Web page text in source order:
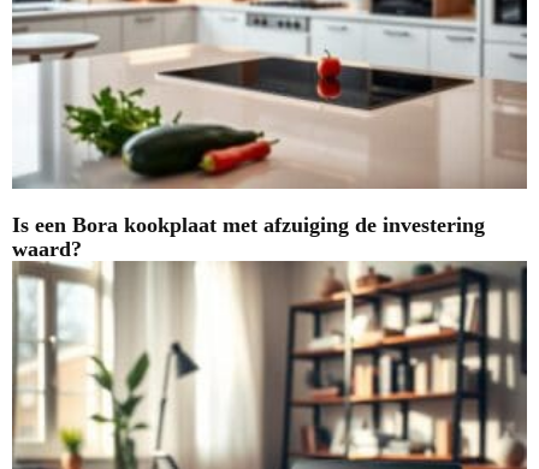
Is een Bora kookplaat met afzuiging de investering
waard?